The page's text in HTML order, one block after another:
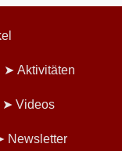
Aktivitäten
Videos
Newsletter